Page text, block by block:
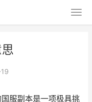
服副本是一项极具挑